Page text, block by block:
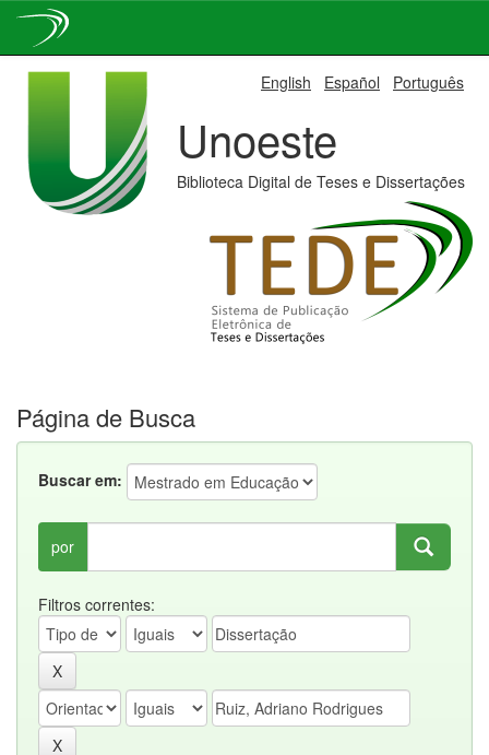
English Español Português
Unoeste
Biblioteca Digital de Teses e Dissertações
Página de Busca
Buscar em:
por
Filtros correntes: